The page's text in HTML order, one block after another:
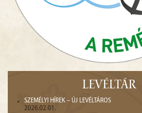
LEVÉLTÁR
SZEMÉLYI HÍREK – ÚJ LEVÉLTÁROS
2026.02.01.